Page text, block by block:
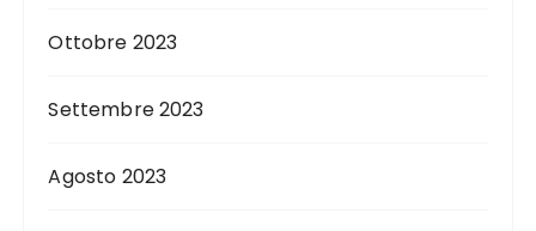
Ottobre 2023
Settembre 2023
Agosto 2023